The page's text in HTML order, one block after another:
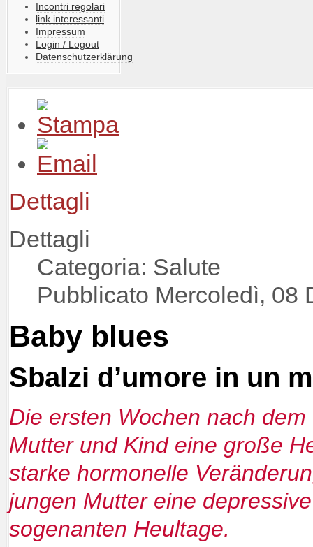
Incontri regolari
link interessanti
Impressum
Login / Logout
Datenschutzerklärung
Dettagli
Dettagli
Categoria: Salute
Pubblicato Mercoledì, 08
Baby blues
Sbalzi d’umore in un
Die ersten Wochen nach
Mutter und Kind eine große
starke hormonelle
jungen Mutter eine
sogenanten Heultage.